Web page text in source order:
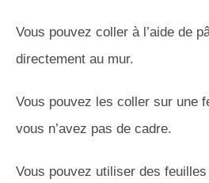
Vous pouvez coller à l’aide de
directement au mur.
Vous pouvez les coller sur une
vous n’avez pas de cadre.
Vous pouvez utiliser des